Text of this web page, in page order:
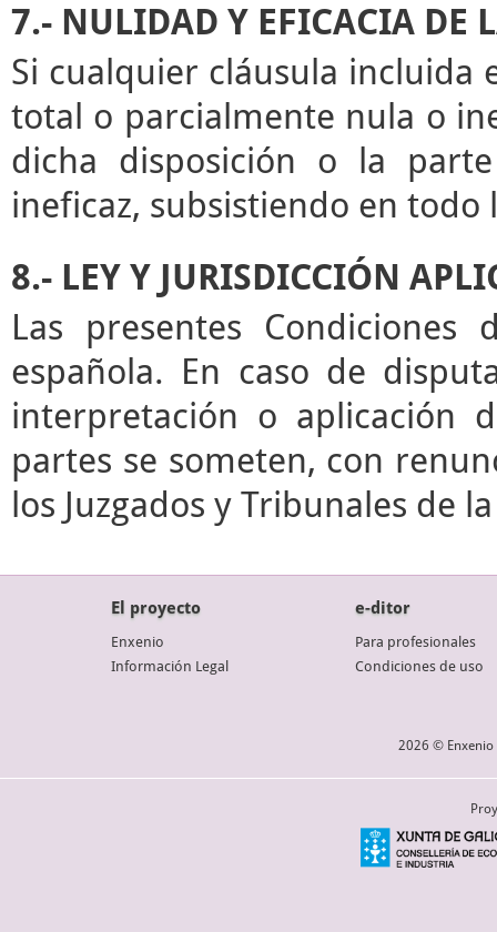
7.- NULIDAD Y EFICACIA DE
Si cualquier cláusula incluida
total o parcialmente nula o
dicha disposición o la
ineficaz, subsistiendo en todo
8.- LEY Y JURISDICCIÓN
Las presentes
española. En caso de
interpretación o aplicación
partes se someten, con
los Juzgados y Tribunales de
El proyecto
Enxenio
Información Legal
e-ditor
Para profesionales
Condiciones de uso
2026 © Enxenio